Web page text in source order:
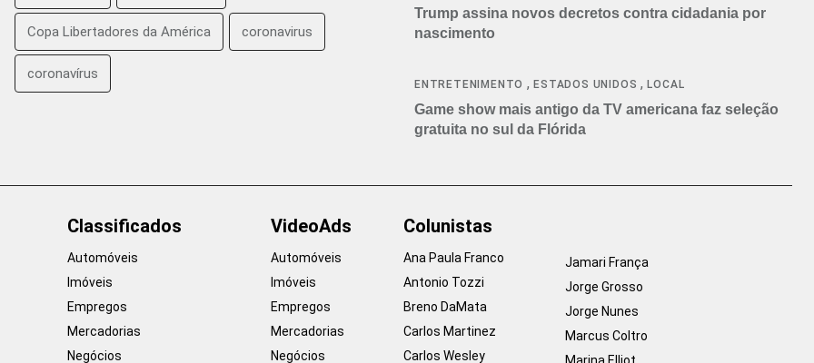
Copa Libertadores da América coronavirus
coronavírus
Trump assina novos decretos contra cidadania por
nascimento
ENTRETENIMENTO ,ESTADOS UNIDOS ,LOCAL
Game show mais antigo da TV americana faz seleção
gratuita no sul da Flórida
Classificados
Automóveis
Imóveis
Empregos
Mercadorias
Negócios
VideoAds
Automóveis
Imóveis
Empregos
Mercadorias
Negócios
Colunistas
Ana Paula Franco
Antonio Tozzi
Breno DaMata
Carlos Martinez
Carlos Wesley
Jamari França
Jorge Grosso
Jorge Nunes
Marcus Coltro